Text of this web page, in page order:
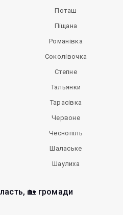
Поташ
Піщана
Романівка
Соколівочка
Степне
Тальянки
Тарасівка
Червоне
Чеснопіль
Шалаське
Шаулиха
🏡 громади